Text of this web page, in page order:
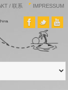
/ 联系 IMPRESSUM